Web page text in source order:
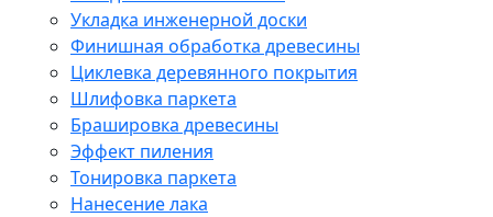
Укладка инженерной доски
Финишная обработка древесины
Циклевка деревянного покрытия
Шлифовка паркета
Брашировка древесины
Эффект пиления
Тонировка паркета
Нанесение лака